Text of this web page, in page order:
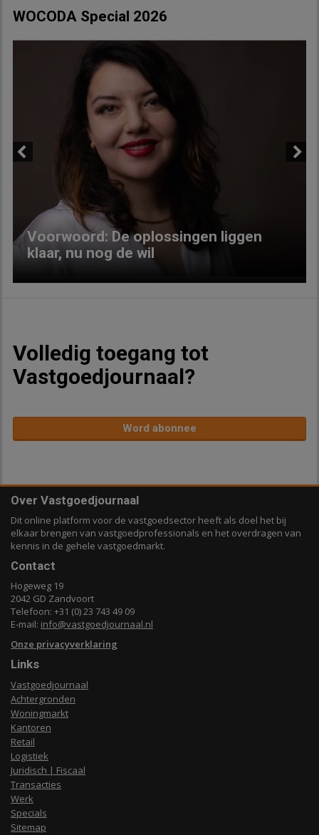
WOCODA Special 2026
Voorwoord: De oplossingen liggen
klaar, nu nog de wil
Volledig toegang tot
Vastgoedjournaal?
Word abonnee
Over Vastgoedjournaal
Dit online platform voor de vastgoedsector heeft als doel het bij
elkaar brengen van vastgoedprofessionals en het overdragen van
kennis in de gehele vastgoedmarkt.
Contact
Hogeweg 19
2042 GD Zandvoort
Telefoon: +31 (0) 23 743 49 09
E-mail: info@vastgoedjournaal.nl
Onze privacyverklaring
Links
Vastgoedjournaal
Achtergronden
Woningmarkt
Kantoren
Retail
Logistiek
Juridisch | Fiscaal
Transacties
Werk
Specials
Sitemap